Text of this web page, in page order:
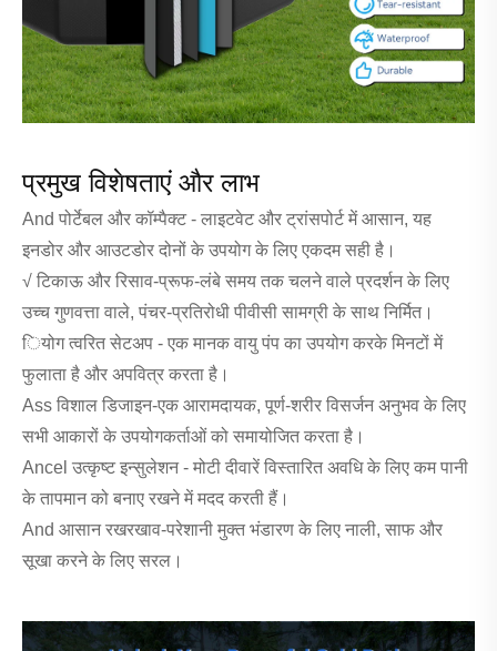
प्रमुख विशेषताएं और लाभ
And पोर्टेबल और कॉम्पैक्ट - लाइटवेट और ट्रांसपोर्ट में आसान, यह
इनडोर और आउटडोर दोनों के उपयोग के लिए एकदम सही है।
√ टिकाऊ और रिसाव-प्रूफ-लंबे समय तक चलने वाले प्रदर्शन के लिए
उच्च गुणवत्ता वाले, पंचर-प्रतिरोधी पीवीसी सामग्री के साथ निर्मित।
ियोग त्वरित सेटअप - एक मानक वायु पंप का उपयोग करके मिनटों में
फुलाता है और अपवित्र करता है।
Ass विशाल डिजाइन-एक आरामदायक, पूर्ण-शरीर विसर्जन अनुभव के लिए
सभी आकारों के उपयोगकर्ताओं को समायोजित करता है।
Ancel उत्कृष्ट इन्सुलेशन - मोटी दीवारें विस्तारित अवधि के लिए कम पानी
के तापमान को बनाए रखने में मदद करती हैं।
And आसान रखरखाव-परेशानी मुक्त भंडारण के लिए नाली, साफ और
सूखा करने के लिए सरल।